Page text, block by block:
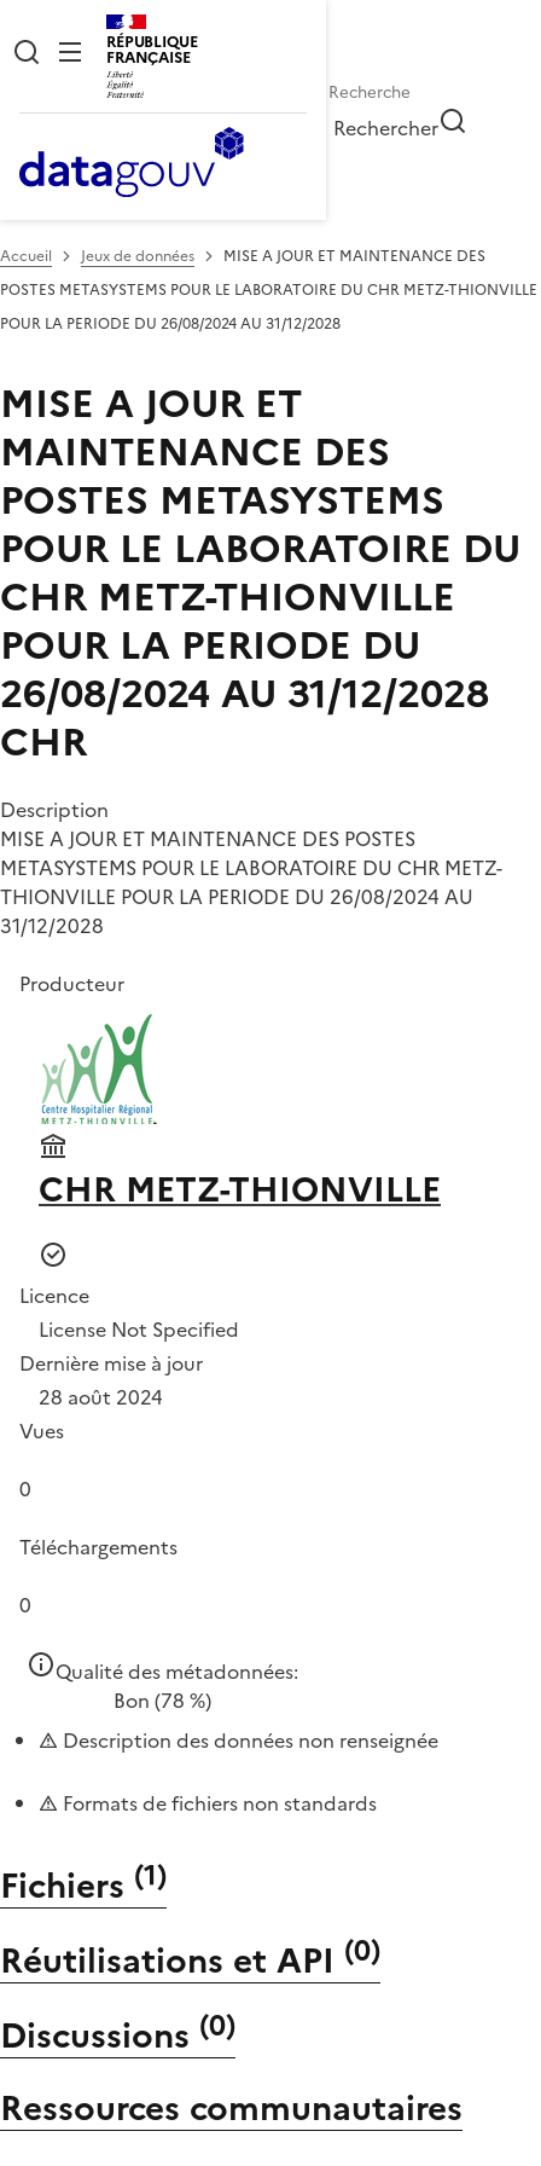
RÉPUBLIQUE
FRANÇAISE
Rechercher
Accueil Jeux de données
MISE A JOUR ET MAINTENANCE DES
POSTES METASYSTEMS POUR LE LABORATOIRE DU CHR METZ-THIONVILLE
POUR LA PERIODE DU 26/08/2024 AU 31/12/2028
MISE A JOUR ET
MAINTENANCE DES
POSTES METASYSTEMS
POUR LE LABORATOIRE DU
CHR METZ-THIONVILLE
POUR LA PERIODE DU
26/08/2024 AU 31/12/2028
CHR
Description
MISE A JOUR ET MAINTENANCE DES POSTES
METASYSTEMS POUR LE LABORATOIRE DU CHR METZ-
THIONVILLE POUR LA PERIODE DU 26/08/2024 AU
31/12/2028
Producteur
CHR METZ-THIONVILLE
Licence
License Not Specified
Dernière mise à jour
28 août 2024
Vues
0
Téléchargements
0
Qualité des métadonnées:
Bon (78 %)
Description des données non renseignée
Formats de fichiers non standards
Fichiers (1)
Réutilisations et API (0)
Discussions (0)
Ressources communautaires